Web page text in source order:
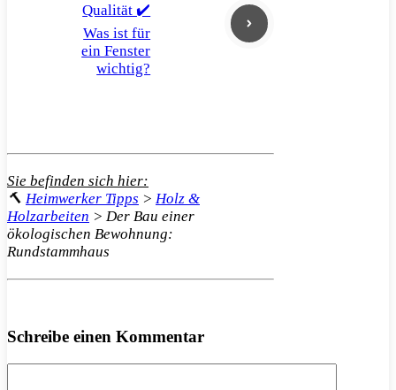
Qualität ✔️
Was ist für
ein Fenster
wichtig?
Sie befinden sich hier:
🔨 Heimwerker Tipps > Holz &
Holzarbeiten > Der Bau einer
ökologischen Bewohnung:
Rundstammhaus
Schreibe einen Kommentar